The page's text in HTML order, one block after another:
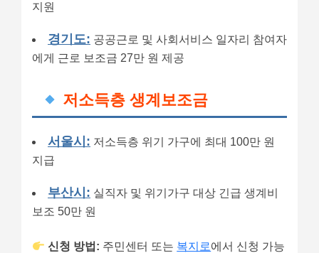
지원
경기도: 공공근로 및 사회서비스 일자리 참여자
에게 근로 보조금 27만 원 제공
저소득층 생계보조금
서울시: 저소득층 위기 가구에 최대 100만 원
지급
부산시: 실직자 및 위기가구 대상 긴급 생계비
보조 50만 원
신청 방법: 주민센터 또는 복지로에서 신청 가능